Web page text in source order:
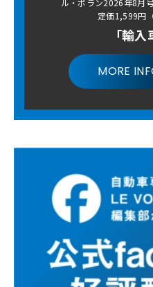
ル・ボラン2026年8
定価1,599円
「輸入
MORE